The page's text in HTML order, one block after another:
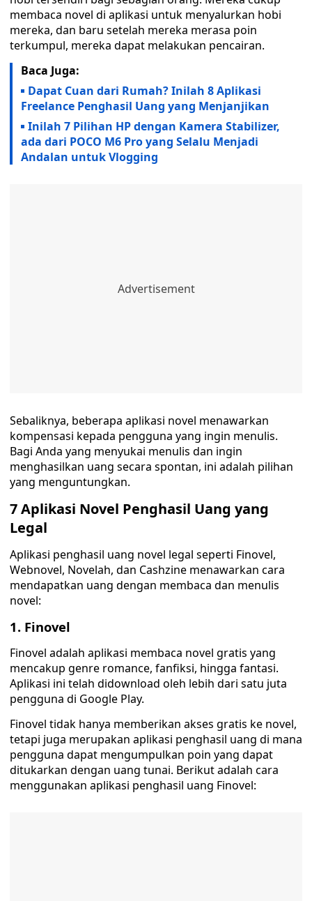
membaca novel di aplikasi untuk menyalurkan hobi
mereka, dan baru setelah mereka merasa poin
terkumpul, mereka dapat melakukan pencairan.
Baca Juga:
Dapat Cuan dari Rumah? Inilah 8 Aplikasi
Freelance Penghasil Uang yang Menjanjikan
Inilah 7 Pilihan HP dengan Kamera Stabilizer,
ada dari POCO M6 Pro yang Selalu Menjadi
Andalan untuk Vlogging
Sebaliknya, beberapa aplikasi novel menawarkan
kompensasi kepada pengguna yang ingin menulis.
Bagi Anda yang menyukai menulis dan ingin
menghasilkan uang secara spontan, ini adalah pilihan
yang menguntungkan.
7 Aplikasi Novel Penghasil Uang yang
Legal
Aplikasi penghasil uang novel legal seperti Finovel,
Webnovel, Novelah, dan Cashzine menawarkan cara
mendapatkan uang dengan membaca dan menulis
novel:
1. Finovel
Finovel adalah aplikasi membaca novel gratis yang
mencakup genre romance, fanfiksi, hingga fantasi.
Aplikasi ini telah didownload oleh lebih dari satu juta
pengguna di Google Play.
Finovel tidak hanya memberikan akses gratis ke novel,
tetapi juga merupakan aplikasi penghasil uang di mana
pengguna dapat mengumpulkan poin yang dapat
ditukarkan dengan uang tunai. Berikut adalah cara
menggunakan aplikasi penghasil uang Finovel: